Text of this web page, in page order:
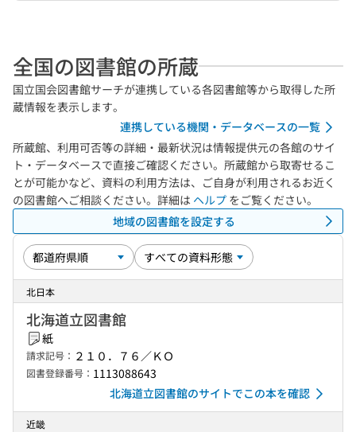
全国の図書館の所蔵
国立国会図書館サーチが連携している各図書館等から取得した所
蔵情報を表示します。
連携している機関・データベースの一覧
所蔵館、利用可否等の詳細・最新状況は情報提供元の各館のサイ
ト・データベースで直接ご確認ください。所蔵館から取寄せるこ
とが可能かなど、資料の利用方法は、ご自身が利用されるお近く
の図書館へご相談ください。詳細は ヘルプ をご覧ください。
地域の図書館を設定する
北日本
北海道立図書館
紙
請求記号： ２１０．７６／ＫＯ
図書登録番号： 1113088643
北海道立図書館のサイトでこの本を確認
近畿